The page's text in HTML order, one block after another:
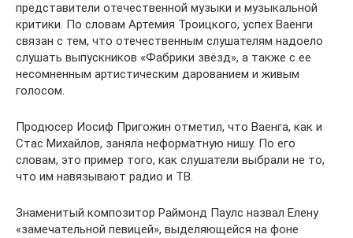
представители отечественной музыки и музыкальной
критики. По словам Артемия Троицкого, успех Ваенги
связан с тем, что отечественным слушателям надоело
слушать выпускников «Фабрики звёзд», а также с ее
несомненным артистическим дарованием и живым
голосом.
Продюсер Иосиф Пригожин отметил, что Ваенга, как и
Стас Михайлов, заняла неформатную нишу. По его
словам, это пример того, как слушатели выбрали не то,
что им навязывают радио и ТВ.
Знаменитый композитор Раймонд Паулс назвал Елену
«замечательной певицей», выделяющейся на фоне